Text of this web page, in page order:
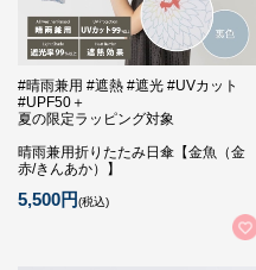
#晴雨兼用 #遮熱 #遮光 #UVカット
#UPF50＋
夏の限定ラッピング対象
晴雨兼用折りたたみ日傘【金魚（金
赤/きんあか）】
5,500円(税込)